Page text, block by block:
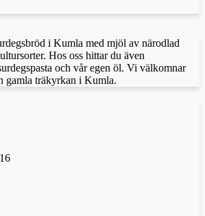
i Kumla med mjöl av närodlad
Hos oss hittar du även
och vår egen öl. Vi välkomnar
gamla träkyrkan i Kumla.